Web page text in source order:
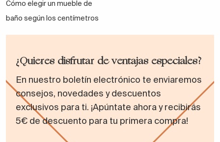
Cómo elegir un mueble de
baño según los centímetros
¿Quieres disfrutar de ventajas especiales?
En nuestro boletín electrónico te enviaremos
consejos, novedades y descuentos
exclusivos para ti. ¡Apúntate ahora y recibirás
5€ de descuento para tu primera compra!